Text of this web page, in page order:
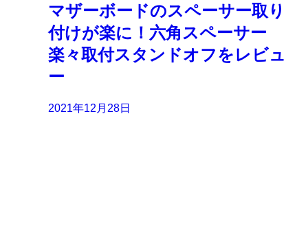
マザーボードのスペーサー取り
付けが楽に！六角スペーサー
楽々取付スタンドオフをレビュ
ー
2021年12月28日